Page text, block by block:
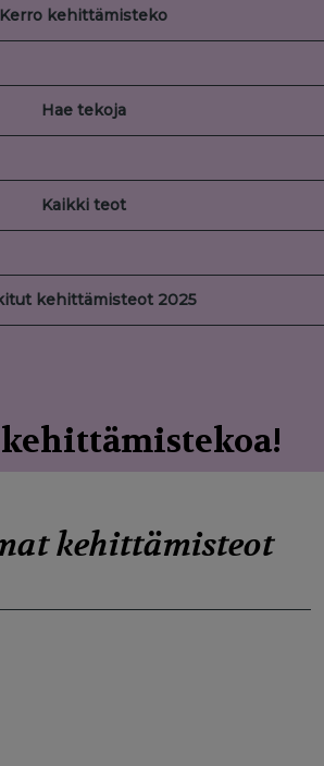
Kerro kehittämisteko
Hae tekoja
Kaikki teot
kehittämisteot 2025
kehittämistekoa!
kehittämisteot